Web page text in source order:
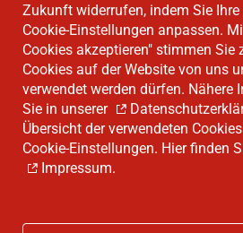
Zukunft widerrufen, indem Sie
Cookie-Einstellungen anpassen.
Cookies akzeptieren" stimmen Sie
Cookies auf der Website von uns
verwendet werden dürfen. Nähere
Sie in unserer
Übersicht der verwendeten
Cookie-Einstellungen. Hier finden
Impressum.